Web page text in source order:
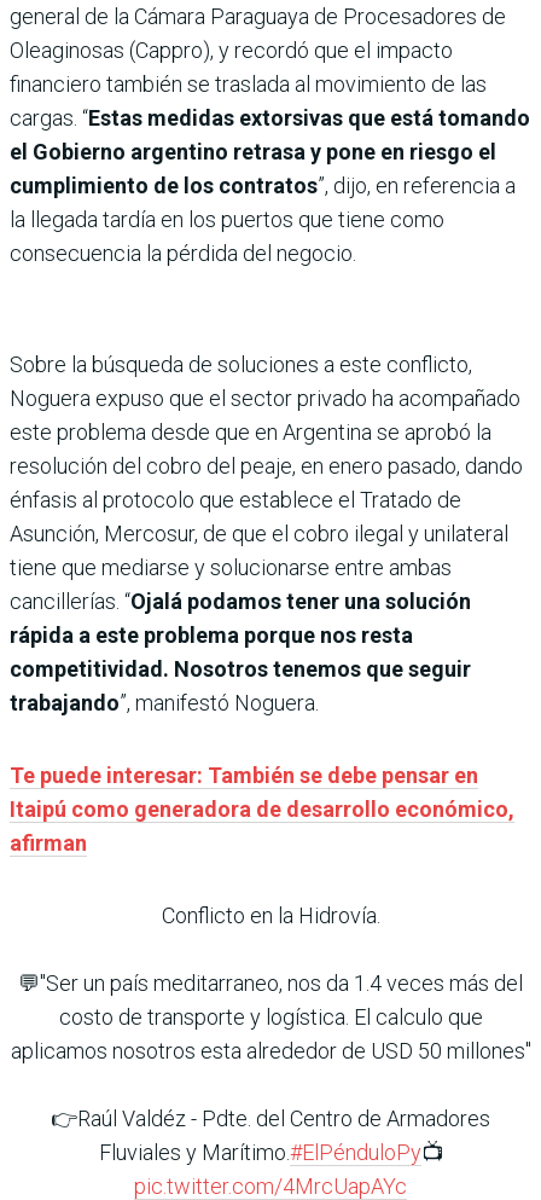
general de la Cámara Paraguaya de Procesadores de
Oleaginosas (Cappro), y recordó que el impacto
financiero también se traslada al movimiento de las
cargas. “Estas medidas extorsivas que está tomando
el Gobierno argentino retrasa y pone en riesgo el
cumplimiento de los contratos”, dijo, en referencia a
la llegada tardía en los puertos que tiene como
consecuencia la pérdida del negocio.
Sobre la búsqueda de soluciones a este conflicto,
Noguera expuso que el sector privado ha acompañado
este problema desde que en Argentina se aprobó la
resolución del cobro del peaje, en enero pasado, dando
énfasis al protocolo que establece el Tratado de
Asunción, Mercosur, de que el cobro ilegal y unilateral
tiene que mediarse y solucionarse entre ambas
cancillerías. “Ojalá podamos tener una solución
rápida a este problema porque nos resta
competitividad. Nosotros tenemos que seguir
trabajando”, manifestó Noguera.
Te puede interesar: También se debe pensar en
Itaipú como generadora de desarrollo económico,
afirman
Conflicto en la Hidrovía.
💬"Ser un país meditarraneo, nos da 1.4 veces más del
costo de transporte y logística. El calculo que
aplicamos nosotros esta alrededor de USD 50 millones"
👉Raúl Valdéz - Pdte. del Centro de Armadores
Fluviales y Marítimo.#ElPénduloPy📺
pic.twitter.com/4MrcUapAYc